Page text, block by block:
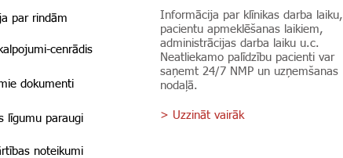
par rindām
cenrādis
dokumenti
līgumu paraugi
Informācija par klīnikas darba laiku,
pacientu apmeklēšanas laikiem,
administrācijas darba laiku u.c.
Neatliekamo palīdzību pacienti var
saņemt 24/7 NMP un uzņemšanas
nodaļā.
> Uzzināt vairāk
noteikumi